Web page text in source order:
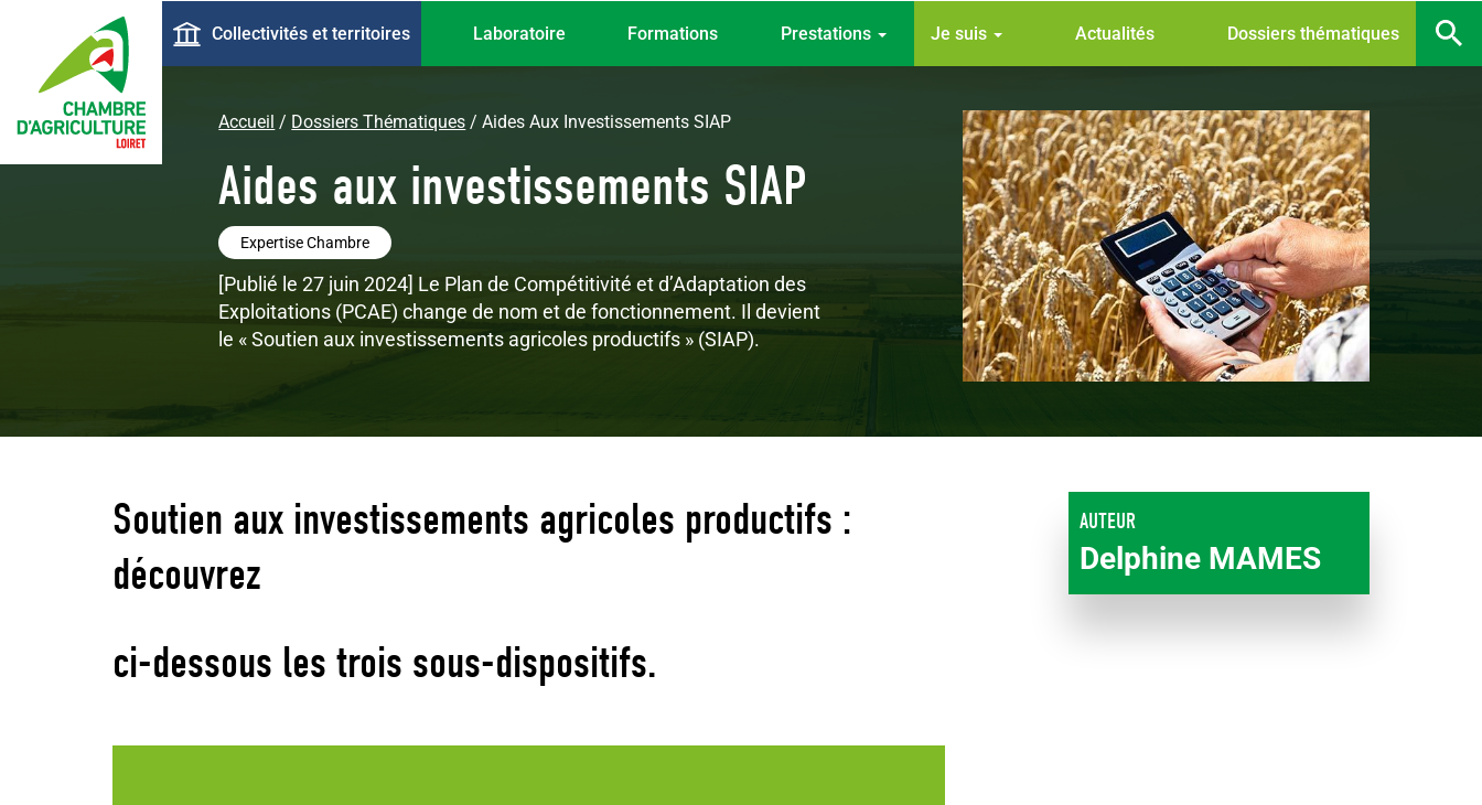
contenu
principal
principaleCollectivités et territoires Laboratoire Formations Prestations
menu
Je suis Actualités Dossiers thématiques
Accueil Dossiers Thématiques Aides Aux Investissements SIAP
Aides aux investissements SIAP
Expertise Chambre
[Publié le 27 juin 2024] Le Plan de Compétitivité et d’Adaptation des
Exploitations (PCAE) change de nom et de fonctionnement. Il devient
le « Soutien aux investissements agricoles productifs » (SIAP).
Soutien aux investissements agricoles productifs :
découvrez
ci-dessous les trois sous-dispositifs.
AUTEUR
Delphine MAMES